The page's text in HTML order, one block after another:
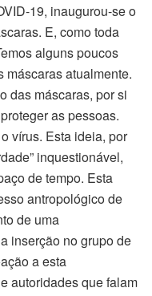
19, inaugurou-se o
E, como toda
alguns poucos
máscaras atualmente.
das máscaras, por si
as pessoas.
vírus. Esta ideia, por
inquestionável,
de tempo. Esta
antropológico de
de uma
inserção no grupo de
a esta
autoridades que falam